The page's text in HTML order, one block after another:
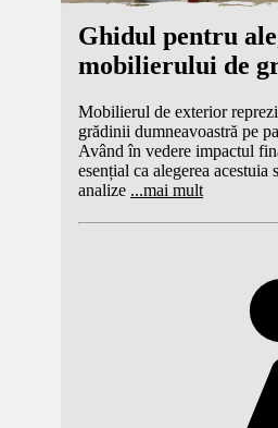
Ghidul pentru
mobilierului de
Mobilierul de exterior
grădinii dumneavoastră pe
Având în vedere impactul
esențial ca alegerea acestuia
analize ...mai mult